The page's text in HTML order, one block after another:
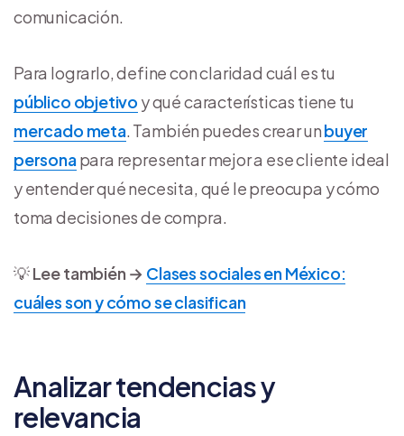
comunicación.
Para lograrlo, define con claridad cuál es tu
público objetivo y qué características tiene tu
mercado meta. También puedes crear unbuyer
personapara representar mejor a ese cliente ideal
y entender qué necesita, qué le preocupa y cómo
toma decisiones de compra.
💡Lee también → Clases sociales en México:
cuáles son y cómo se clasifican
Analizar tendencias y
relevancia